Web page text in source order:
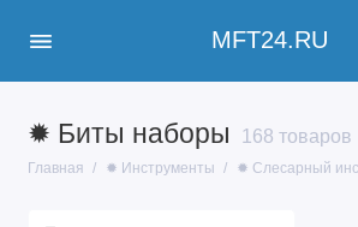
MFT24.RU
✹ Биты наборы 168 товаров
Главная ✹ Инструменты ✹ Слесарный